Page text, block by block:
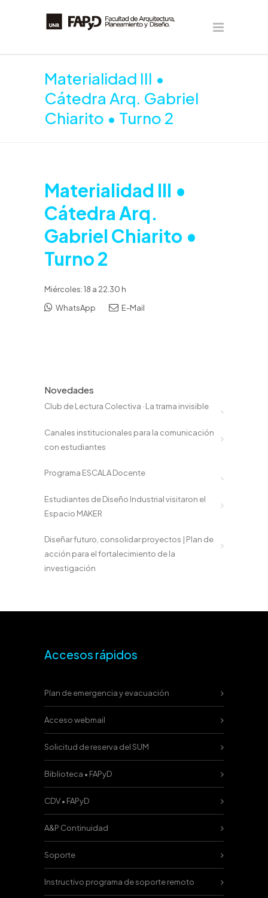
Materialidad III •
Cátedra Arq. Gabriel
Chiarito • Turno 2
Materialidad III •
Cátedra Arq.
Gabriel Chiarito •
Turno 2
Miércoles: 18 a 22.30 h
WhatsApp
E-Mail
Novedades
Club de Lectura Colectiva · La trama invisible
Canales institucionales para la comunicación
con estudiantes
Programa ESCALA Docente
Estudiantes de Diseño Industrial visitaron el
Espacio MAKER
Diseñar futuro, consolidar proyectos | Plan de
acción para el fortalecimiento de la
investigación
Accesos rápidos
Plan de emergencia y evacuación
Acceso webmail
Solicitud de reserva del SUM
Biblioteca • FAPyD
CDV • FAPyD
A&P Continuidad
Soporte
Instructivo programa de soporte remoto